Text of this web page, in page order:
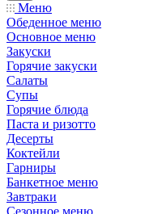
Меню
Обеденное меню
Основное меню
Закуски
Горячие закуски
Салаты
Супы
Горячие блюда
Паста и ризотто
Десерты
Коктейли
Гарниры
Банкетное меню
Завтраки
Сезонное меню